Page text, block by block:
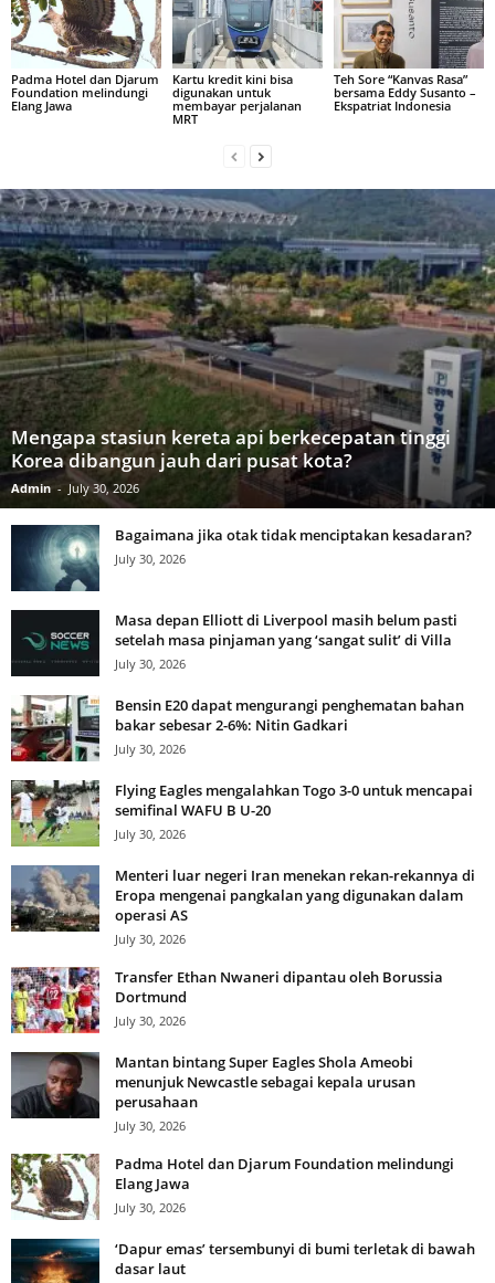
Padma Hotel dan Djarum
Foundation melindungi
Elang Jawa
Kartu kredit kini bisa
digunakan untuk
membayar perjalanan
MRT
Teh Sore “Kanvas Rasa”
bersama Eddy Susanto –
Ekspatriat Indonesia
Mengapa stasiun kereta api berkecepatan tinggi
Korea dibangun jauh dari pusat kota?
Admin - July 30, 2026
Bagaimana jika otak tidak menciptakan kesadaran?
July 30, 2026
Masa depan Elliott di Liverpool masih belum pasti
setelah masa pinjaman yang ‘sangat sulit’ di Villa
July 30, 2026
Bensin E20 dapat mengurangi penghematan bahan
bakar sebesar 2-6%: Nitin Gadkari
July 30, 2026
Flying Eagles mengalahkan Togo 3-0 untuk mencapai
semifinal WAFU B U-20
July 30, 2026
Menteri luar negeri Iran menekan rekan-rekannya di
Eropa mengenai pangkalan yang digunakan dalam
operasi AS
July 30, 2026
Transfer Ethan Nwaneri dipantau oleh Borussia
Dortmund
July 30, 2026
Mantan bintang Super Eagles Shola Ameobi
menunjuk Newcastle sebagai kepala urusan
perusahaan
July 30, 2026
Padma Hotel dan Djarum Foundation melindungi
Elang Jawa
July 30, 2026
‘Dapur emas’ tersembunyi di bumi terletak di bawah
dasar laut